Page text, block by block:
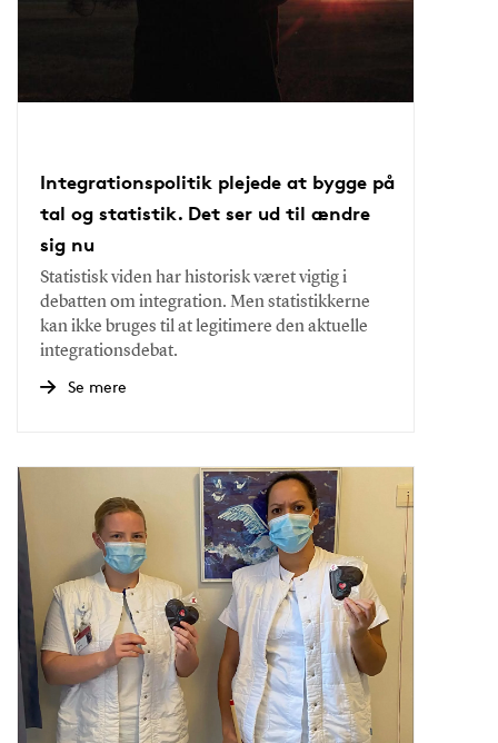
Integrationspolitik plejede at bygge på
tal og statistik. Det ser ud til ændre
sig nu
Statistisk viden har historisk været vigtig i
debatten om integration. Men statistikkerne
kan ikke bruges til at legitimere den aktuelle
integrationsdebat.
Se mere